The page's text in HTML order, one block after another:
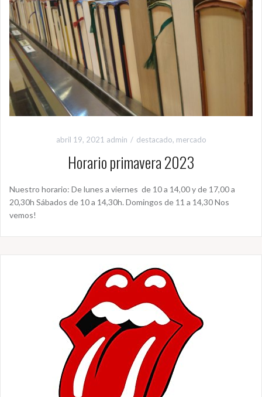
abril 19, 2021 admin destacado, mercado
Horario primavera 2023
Nuestro horario: De lunes a viernes de 10 a 14,00 y de 17,00 a
20,30h Sábados de 10 a 14,30h. Domingos de 11 a 14,30 Nos
vemos!